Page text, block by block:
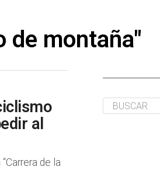
de montaña"
al
de la